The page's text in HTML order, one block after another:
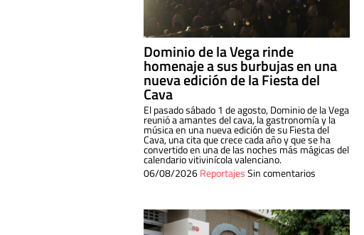
Dominio de la Vega rinde
homenaje a sus burbujas en una
nueva edición de la Fiesta del
Cava
El pasado sábado 1 de agosto, Dominio de la Vega
reunió a amantes del cava, la gastronomía y la
música en una nueva edición de su Fiesta del
Cava, una cita que crece cada año y que se ha
convertido en una de las noches más mágicas del
calendario vitivinícola valenciano.
06/08/2026ReportajesSin comentarios